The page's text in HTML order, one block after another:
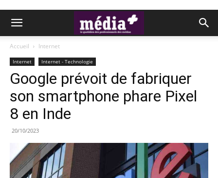
Accueil Internet
Internet Internet - Technologie
Google prévoit de fabriquer
son smartphone phare Pixel
8 en Inde
20/10/2023